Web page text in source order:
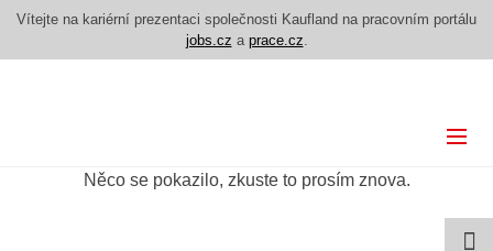
Vítejte na kariérní prezentaci společnosti Kaufland na pracovním portálu
jobs.cz a prace.cz
Kdo jsmeNěco se pokazilo, zkuste to prosím znova.